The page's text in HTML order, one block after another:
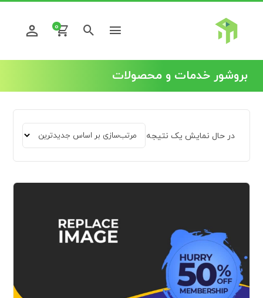
0
بروشور خدمات و محصولات
در حال نمایش یک نتیجه